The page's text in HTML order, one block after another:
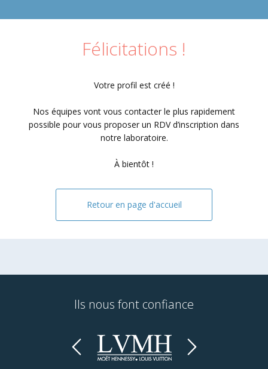
Félicitations !
Votre profil est créé !
Nos équipes vont vous contacter le plus rapidement
possible pour vous proposer un RDV d’inscription dans
notre laboratoire.
À bientôt !
Retour en page d'accueil
Ils nous font confiance